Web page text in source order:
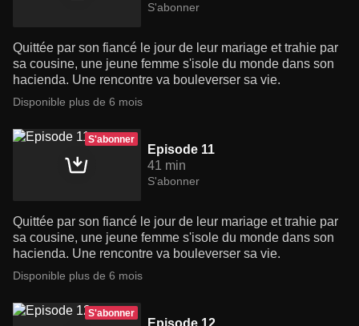
S'abonner
Quittée par son fiancé le jour de leur mariage et trahie par
sa cousine, une jeune femme s'isole du monde dans son
hacienda. Une rencontre va bouleverser sa vie.
Disponible plus de 6 mois
S'abonner
Episode 11
41 min
S'abonner
Quittée par son fiancé le jour de leur mariage et trahie par
sa cousine, une jeune femme s'isole du monde dans son
hacienda. Une rencontre va bouleverser sa vie.
Disponible plus de 6 mois
S'abonner